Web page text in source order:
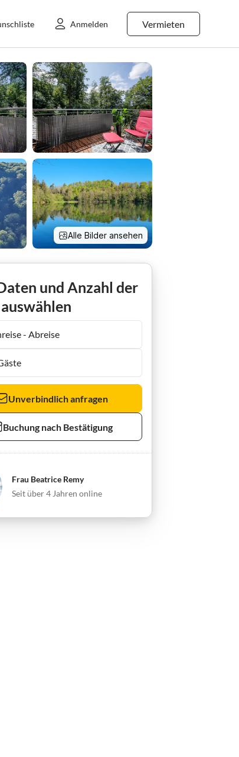
Vermieten
Anmelden
Alle Bilder ansehen
und Anzahl der
- Abreise
Unverbindlich anfragen
Buchung nach Bestätigung
Frau Beatrice Remy
Seit über 4 Jahren online